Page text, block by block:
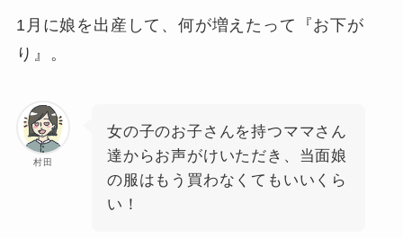
1月に娘を出産して、何が増えたって『お下が
り』。
村田
女の子のお子さんを持つママさん
達からお声がけいただき、当面娘
の服はもう買わなくてもいいくら
い！